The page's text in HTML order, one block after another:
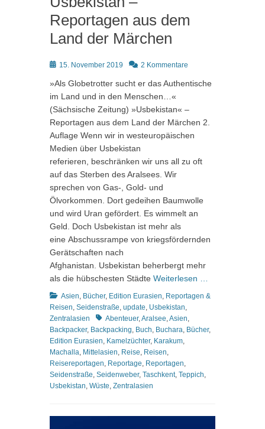
Reportagen aus dem
Land der Märchen
Posted15. November 2019 2 Kommentare
»Als Globetrotter sucht er das Authentische
im Land und in den Menschen…«
(Sächsische Zeitung) »Usbekistan« –
Reportagen aus dem Land der Märchen 2.
Auflage Wenn wir in westeuropäischen
Medien über Usbekistan
referieren, beschränken wir uns all zu oft
auf das Sterben des Aralsees. Wir
sprechen von Gas-, Gold- und
Ölvorkommen. Dort gedeihen Baumwolle
und wird Uran gefördert. Es wimmelt an
Geld. Doch Usbekistan ist mehr als
eine Abschussrampe von kriegsfördernden
Gerätschaften nach
Afghanistan. Usbekistan beherbergt mehr
als die hübschesten Städte Weiterlesen …
Kategorien
Asien, Bücher, Edition Eurasien, Reportagen &
Reisen, Seidenstraße, update, Usbekistan,
Zentralasien
Schlagworte
Abenteuer,Aralsee,Asien,
Backpacker, Backpacking, Buch, Buchara, Bücher,
Edition Eurasien, Kamelzüchter, Karakum,
Machalla, Mittelasien, Reise, Reisen,
Reisereportagen, Reportage, Reportagen,
Seidenstraße, Seidenweber, Taschkent, Teppich,
Usbekistan, Wüste, Zentralasien